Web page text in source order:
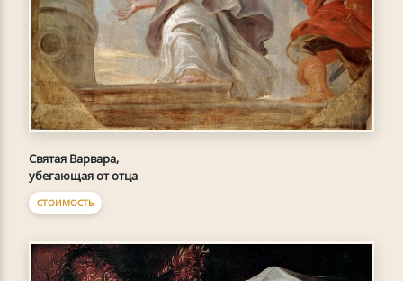
Святая Варвара,
убегающая от отца
СТОИМОСТЬ